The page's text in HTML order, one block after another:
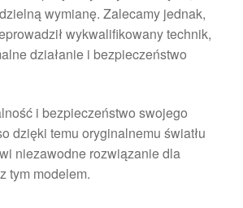
wymianę. Zalecamy jednak,
wykwalifikowany technik,
działanie i bezpieczeństwo
i bezpieczeństwo swojego
dzięki temu oryginalnemu światłu
niezawodne rozwiązanie dla
tym modelem.